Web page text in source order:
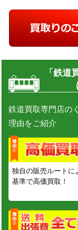
「鉄道
鉄道買取専門店の
理由をご紹介
独自の販売ルートに
基準で高価買取！